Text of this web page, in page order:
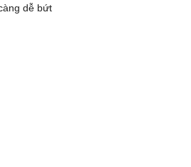
dễ bứt